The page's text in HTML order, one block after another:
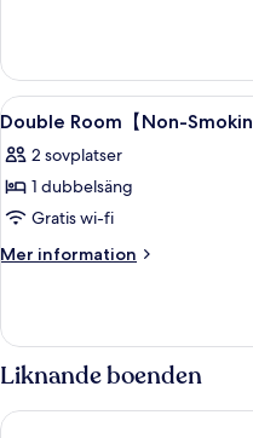
Double
Room
Öppna
alla
foton
för
Double
Room【Non-
2
Double Room【Non-
2 sovplatser
1 dubbelsäng
Gratis wi-fi
Mer information
Mer
Room【Non-
Smoking】
Liknande boenden
HOTEL MYSTAYS Shin